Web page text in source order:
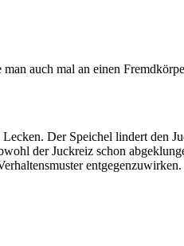
auch mal an einen
Der Speichel lindert den
der Juckreiz schon
entgegenzuwirken.